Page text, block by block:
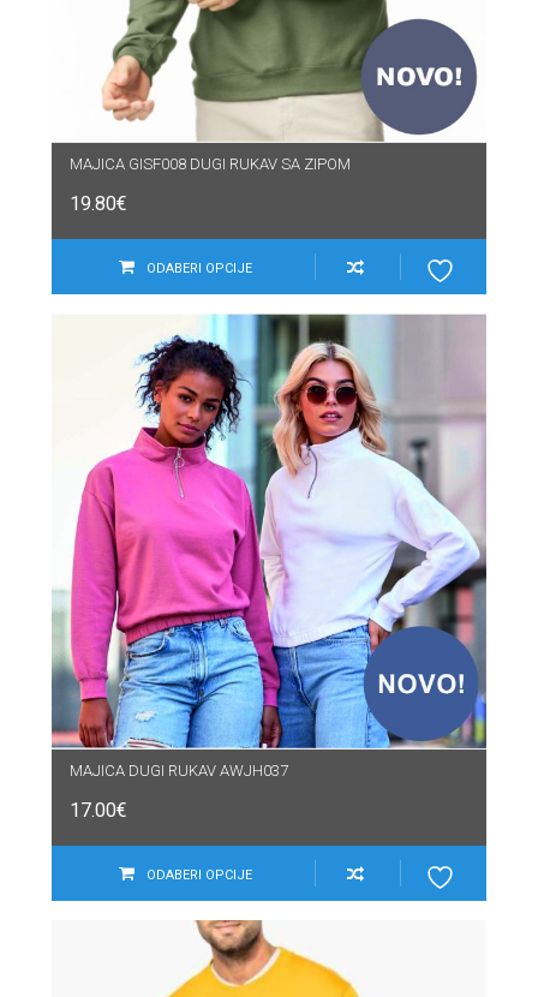
MAJICA GISF008 DUGI RUKAV SA ZIPOM
19.80€
ODABERI OPCIJE
MAJICA DUGI RUKAV AWJH037
17.00€
ODABERI OPCIJE